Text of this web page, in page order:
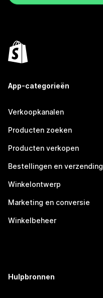
App-categorieën
Verkoopkanalen
Producten zoeken
Producten verkopen
Bestellingen en verzending
Winkelontwerp
Marketing en conversie
Winkelbeheer
Hulpbronnen